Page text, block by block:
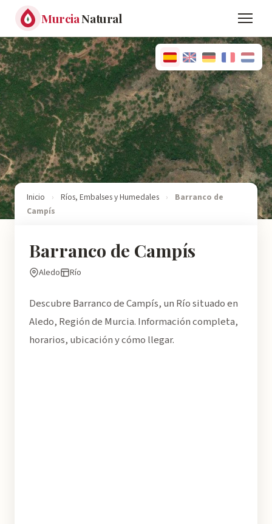
MurciaNatural
Inicio › Ríos, Embalses y Humedales ›
Barranco de
Campís
Barranco de Campís
Aledo Río
Descubre Barranco de Campís, un Río situado en
Aledo, Región de Murcia. Información completa,
horarios, ubicación y cómo llegar.